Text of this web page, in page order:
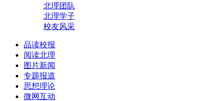
北理团队
北理学子
校友风采
品读校报
阅读北理
图片新闻
专题报道
思想理论
微网互动